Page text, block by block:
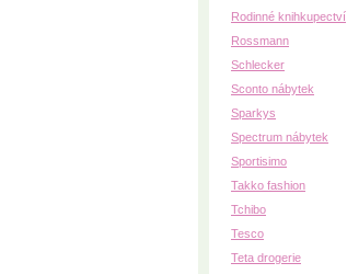
Rodinné knihkupectví
Rossmann
Schlecker
Sconto nábytek
Sparkys
Spectrum nábytek
Sportisimo
Takko fashion
Tchibo
Tesco
Teta drogerie